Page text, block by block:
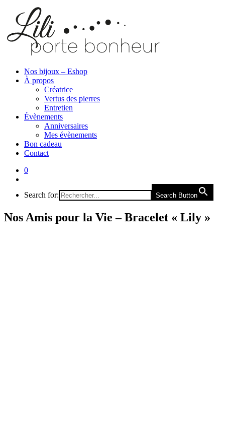
Nos bijoux – Eshop
À propos
Créatrice
Vertus des pierres
Entretien
Évènements
Anniversaires
Mes évènements
Bon cadeau
Contact
0
Search for: Search Button
Nos Amis pour la Vie – Bracelet « Lily »